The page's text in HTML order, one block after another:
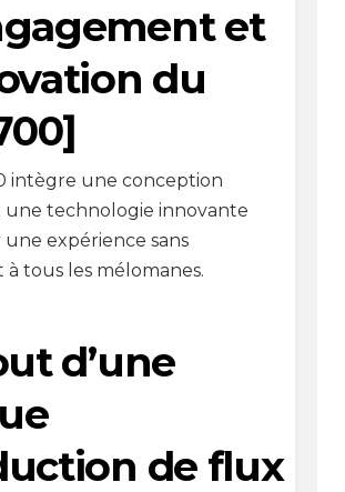
et
du
intègre une conception
une technologie innovante
expérience sans
tous les mélomanes.
d’une
de flux